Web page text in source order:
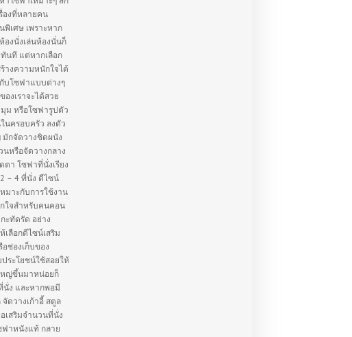
องที่หลายคน
พิเศษ เพราะหาก
องนั่งเล่นห้องนั่นก็
นที แต่หากเลือก
างความหนักใจได้
บโซฟาแบบต่างๆ
องเราจะได้สวย
ม หรือโซฟารูปตัว
นครอบครัว ลงตัว
กจัดวางชิดผนัง
นหรือจัดวางกลาง
า โซฟาที่นั่งเรียง
– 4 ที่นั่ง ดีไซน์
หมาะกับการใช้งาน
ใจสำหรับคนคอน
ะทัดรัด อย่าง
ลือกดีไซน์เสริม
ช่องเก็บของ
ระโยชน์ใช้สอยให้
ญ่ขึ้นมาหน่อยก็
นั่ง และหากพอมี
ดวางเก้าอี้ สตูล
เสริมจำนวนที่นั่ง
ฟาหนังแท้ กลาย